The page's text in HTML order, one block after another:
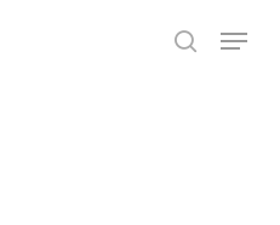
search
Menu